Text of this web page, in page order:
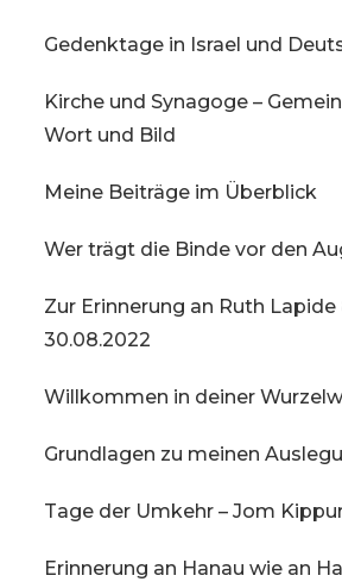
Gedenktage in Israel und
Kirche und Synagoge –
Wort und Bild
Meine Beiträge im Überblick
Wer trägt die Binde vor den
Zur Erinnerung an Ruth Lapide
30.08.2022
Willkommen in deiner
Grundlagen zu meinen
Tage der Umkehr – Jom
Erinnerung an Hanau wie an